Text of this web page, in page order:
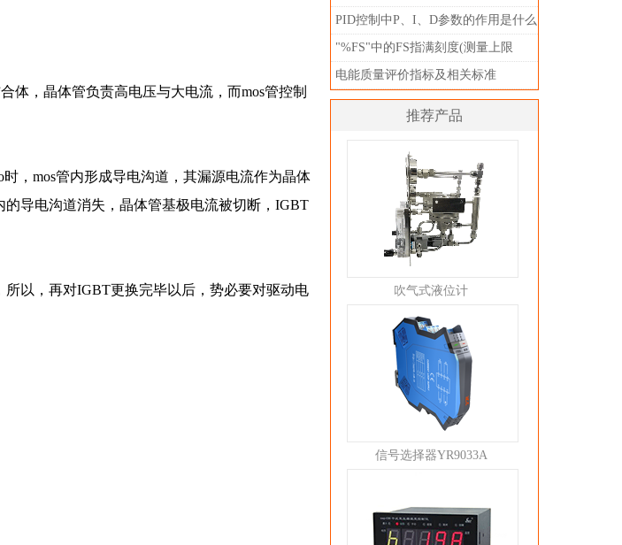
体，晶体管负责高电压与大电流，而mos管控制
，mos管内形成导电沟道，其漏源电流作为晶体
导电沟道消失，晶体管基极电流被切断，IGBT
以，再对IGBT更换完毕以后，势必要对驱动电
PID控制中P、I、D参数的作用是什么
"%FS"中的FS指满刻度(测量上限
值)，不是指满量程
电能质量评价指标及相关标准
推荐产品
吹气式液位计
信号选择器YR9033A